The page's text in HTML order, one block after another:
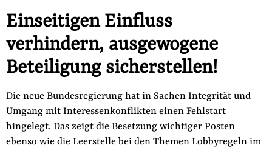
Einseitigen Einfluss
verhindern, ausgewogene
Beteiligung sicherstellen!
Die neue Bundesregierung hat in Sachen Integrität und
Umgang mit Interessenkonflikten einen Fehlstart
hingelegt. Das zeigt die Besetzung wichtiger Posten
ebenso wie die Leerstelle bei den Themen Lobbyregeln im